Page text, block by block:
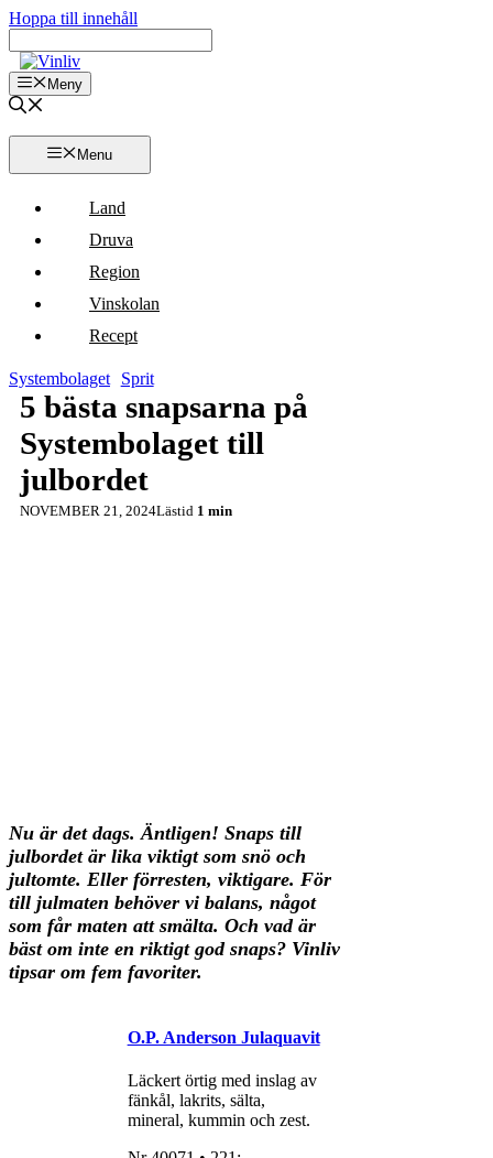
Hoppa till innehåll
Meny
Menu
Land
Druva
Region
Vinskolan
Recept
Systembolaget Sprit
5 bästa snapsarna på
Systembolaget till
julbordet
NOVEMBER 21, 2024Lästid 1 min
Nu är det dags. Äntligen! Snaps till
julbordet är lika viktigt som snö och
jultomte. Eller förresten, viktigare. För
till julmaten behöver vi balans, något
som får maten att smälta. Och vad är
bäst om inte en riktigt god snaps? Vinliv
tipsar om fem favoriter.
O.P. Anderson Julaquavit
Läckert örtig med inslag av
fänkål, lakrits, sälta,
mineral, kummin och zest.